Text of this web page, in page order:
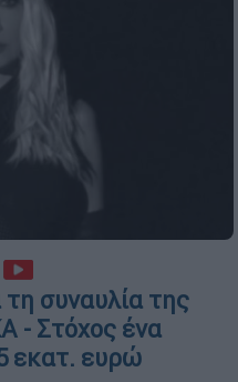
συναυλία της
- Στόχος ένα
εκατ. ευρώ